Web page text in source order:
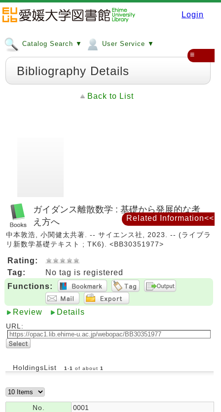
Login
Catalog Search ▼ User Service ▼
≡
Bibliography Details
Back to List
ガイダンス離散数学 : 基礎から発展的な考
え方へ
中本敦浩, 小関健太共著. -- サイエンス社, 2023. -- (ライブラ
リ新数学基礎テキスト ; TK6). <BB30351977>
Rating:
Tag:
No tag is registered
Functions:
Review Details
URL:
HoldingsList 1 -1 of about 1
No.
0001
Related Information<<